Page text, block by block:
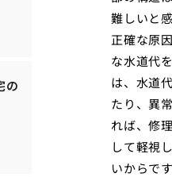
難しいと
正確な原
な水道代
は、水道
たり、異
れば、修
して軽視
いからで
の